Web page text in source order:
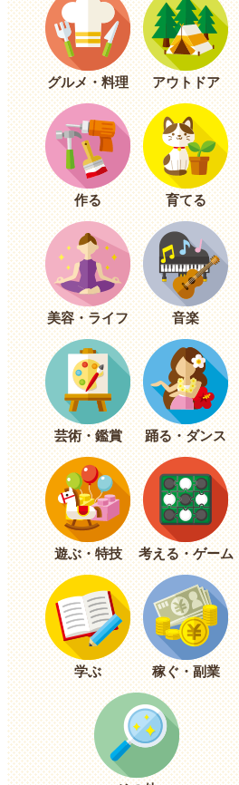
グルメ・料理 アウトドア
作る 育てる
美容・ライフ 音楽
芸術・鑑賞 踊る・ダンス
遊ぶ・特技 考える・ゲーム
学ぶ 稼ぐ・副業